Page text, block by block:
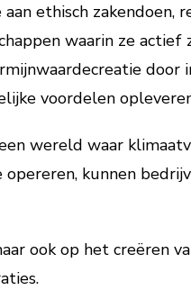
ethisch zakendoen,
waarin ze actief
door
voordelen
wereld waar
kunnen
ook op het creëren